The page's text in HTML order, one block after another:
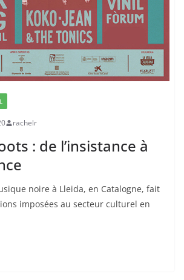
rachelr
: de l’insistance à
noire à Lleida, en Catalogne, fait
imposées au secteur culturel en